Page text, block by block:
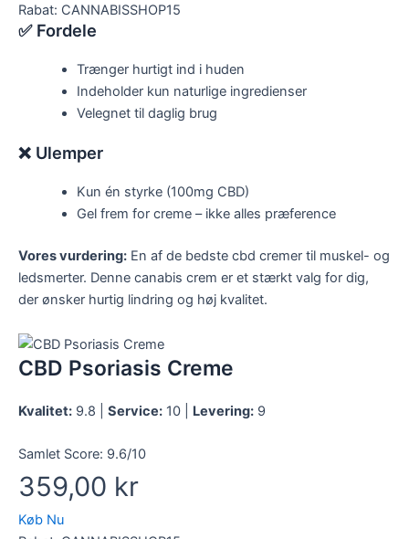
Rabat: CANNABISSHOP15
✅ Fordele
Trænger hurtigt ind i huden
Indeholder kun naturlige ingredienser
Velegnet til daglig brug
❌ Ulemper
Kun én styrke (100mg CBD)
Gel frem for creme – ikke alles præference
Vores vurdering: En af de bedste cbd cremer til muskel- og
ledsmerter. Denne canabis crem er et stærkt valg for dig,
der ønsker hurtig lindring og høj kvalitet.
CBD Psoriasis Creme
Kvalitet: 9.8 | Service: 10 | Levering: 9
Samlet Score: 9.6/10
359,00 kr
Køb Nu